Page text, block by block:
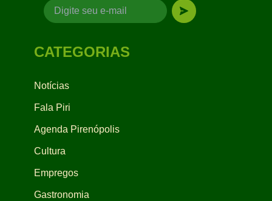
CATEGORIAS
Notícias
Fala Piri
Agenda Pirenópolis
Cultura
Empregos
Gastronomia